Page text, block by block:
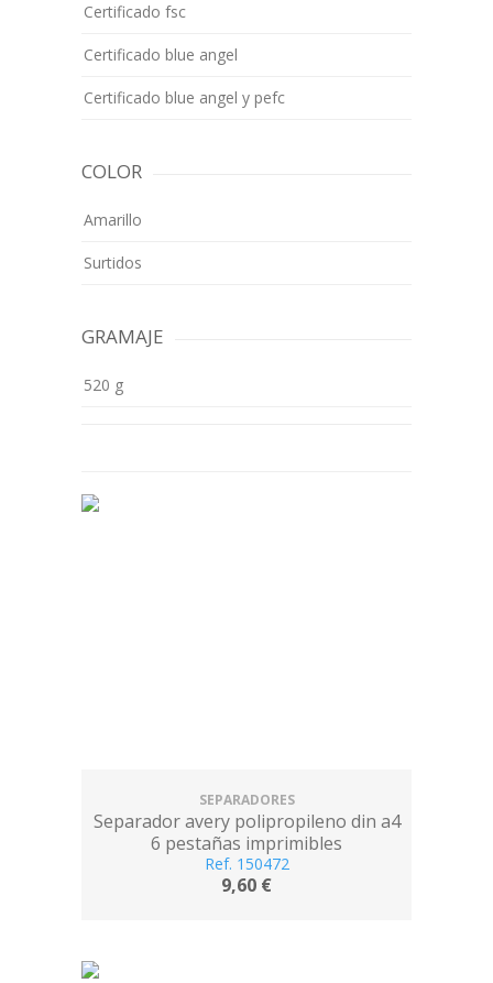
Certificado fsc
Certificado blue angel
Certificado blue angel y pefc
COLOR
Amarillo
Surtidos
GRAMAJE
520 g
SEPARADORES
Separador avery polipropileno din a4
6 pestañas imprimibles
Ref. 150472
9,60 €